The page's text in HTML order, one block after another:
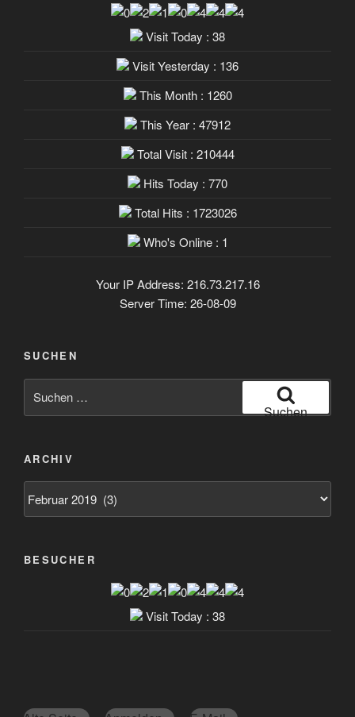
Visit Today : 38
Visit Yesterday : 136
This Month : 1260
This Year : 47912
Total Visit : 210444
Hits Today : 770
Total Hits : 1723026
Who's Online : 1
Your IP Address: 216.73.217.16
Server Time: 26-08-09
SUCHEN
nach:
Suchen
ARCHIV
BESUCHER
Visit Today : 38